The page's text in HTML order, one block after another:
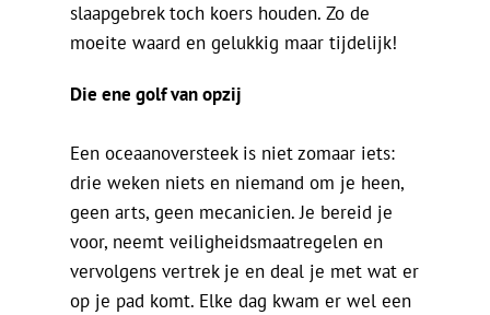
slaapgebrek toch koers houden. Zo de
moeite waard en gelukkig maar tijdelijk!
Die ene golf van opzij
Een oceaanoversteek is niet zomaar iets:
drie weken niets en niemand om je heen,
geen arts, geen mecanicien. Je bereid je
voor, neemt veiligheidsmaatregelen en
vervolgens vertrek je en deal je met wat er
op je pad komt. Elke dag kwam er wel een